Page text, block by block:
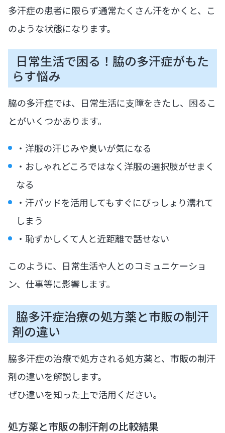
多汗症の患者に限らず通常たくさん汗をかくと、こ
のような状態になります。
日常生活で困る！脇の多汗症がもた
らす悩み
脇の多汗症では、日常生活に支障をきたし、困るこ
とがいくつかあります。
・洋服の汗じみや臭いが気になる
・おしゃれどころではなく洋服の選択肢がせまく
なる
・汗パッドを活用してもすぐにびっしょり濡れて
しまう
・恥ずかしくて人と近距離で話せない
このように、日常生活や人とのコミュニケーショ
ン、仕事等に影響します。
脇多汗症治療の処方薬と市販の制汗
剤の違い
脇多汗症の治療で処方される処方薬と、市販の制汗
剤の違いを解説します。
ぜひ違いを知った上で活用ください。
処方薬と市販の制汗剤の比較結果